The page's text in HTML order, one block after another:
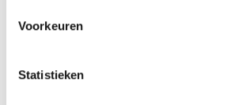
Voorkeuren
Statistieken